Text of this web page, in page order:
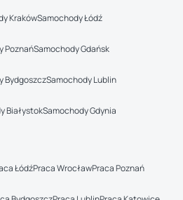
KrakówSamochody Łódź
PoznańSamochody Gdańsk
BydgoszczSamochody Lublin
BiałystokSamochody Gdynia
ŁódźPraca WrocławPraca Poznań